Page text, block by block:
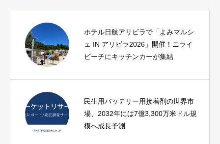
ホテル日航アリビラで「よみマルシ
ェ IN アリビラ2026」開催！ニライ
ビーチにキッチンカーが集結
民生用バッテリー用接着剤の世界市
場、2032年には7億3,300万米ドル規
模へ成長予測